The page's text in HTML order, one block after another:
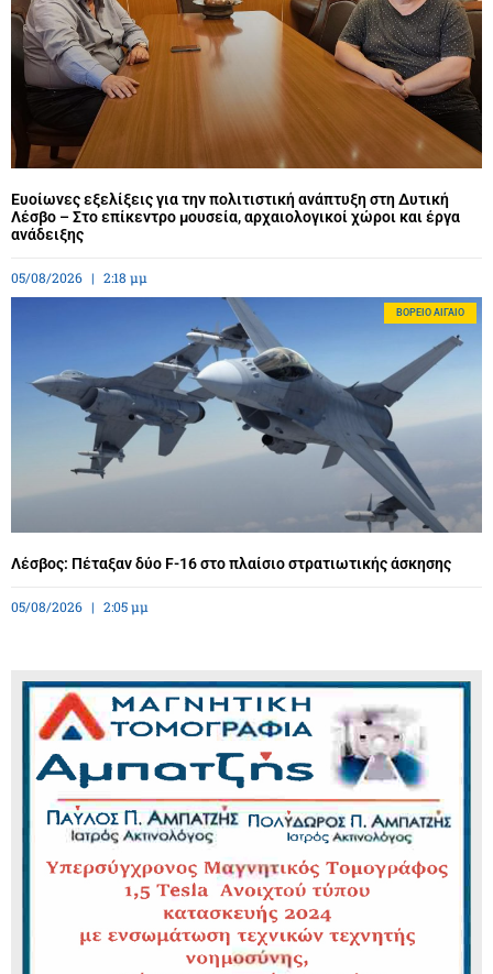
Ευοίωνες εξελίξεις για την πολιτιστική ανάπτυξη στη Δυτική
Λέσβο – Στο επίκεντρο μουσεία, αρχαιολογικοί χώροι και έργα
ανάδειξης
05/08/2026 2:18 μμ
BΌΡΕΙΟ ΑΙΓΑΊΟ
Λέσβος: Πέταξαν δύο F-16 στο πλαίσιο στρατιωτικής άσκησης
05/08/2026 2:05 μμ